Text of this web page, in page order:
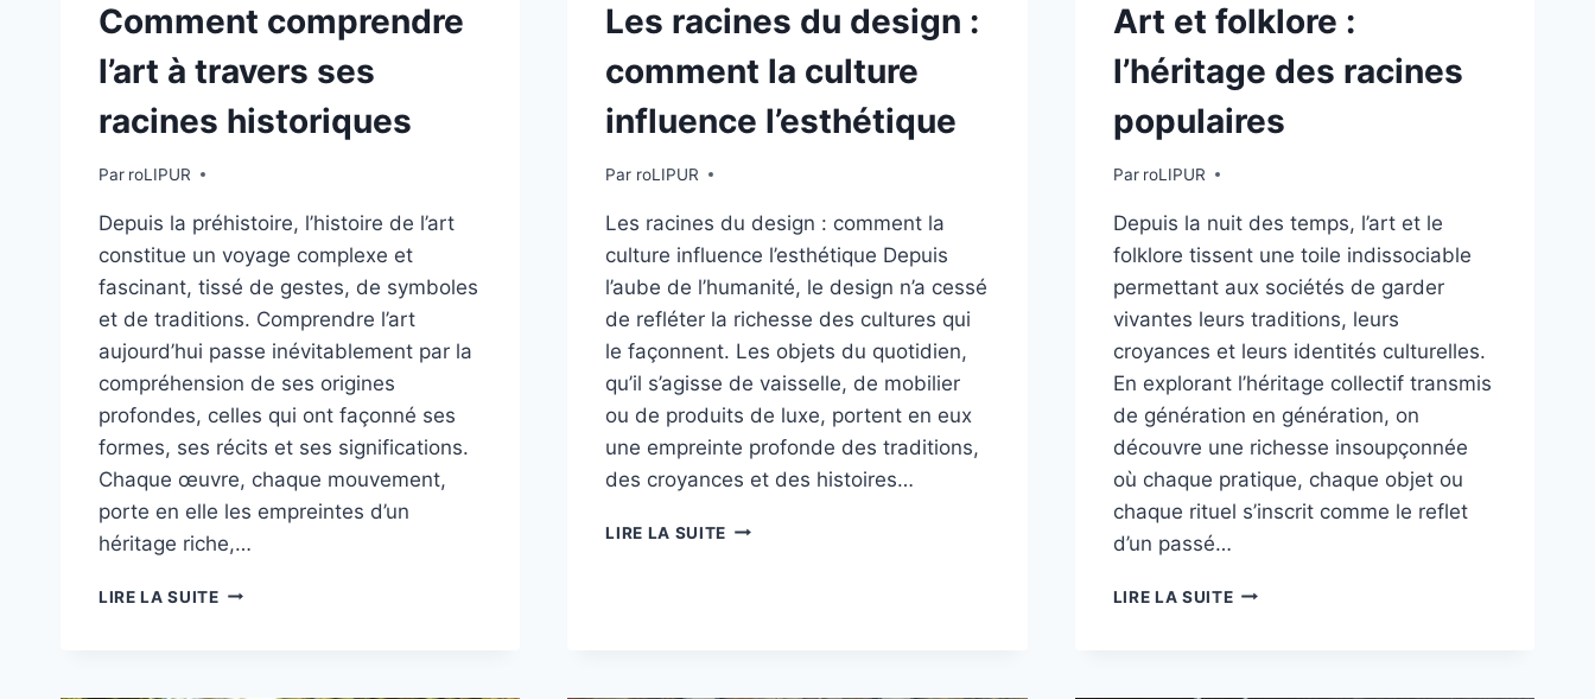
Comment comprendre
l’art à travers ses
racines historiques
Par roLIPUR
Depuis la préhistoire, l’histoire de l’art
constitue un voyage complexe et
fascinant, tissé de gestes, de symboles
et de traditions. Comprendre l’art
aujourd’hui passe inévitablement par la
compréhension de ses origines
profondes, celles qui ont façonné ses
formes, ses récits et ses significations.
Chaque œuvre, chaque mouvement,
porte en elle les empreintes d’un
héritage riche,…
LIRE LA SUITECOMMENT
Les racines du design :
comment la culture
influence l’esthétique
Par roLIPUR
Les racines du design : comment la
culture influence l’esthétique Depuis
l’aube de l’humanité, le design n’a cessé
de refléter la richesse des cultures qui
le façonnent. Les objets du quotidien,
qu’il s’agisse de vaisselle, de mobilier
ou de produits de luxe, portent en eux
une empreinte profonde des traditions,
des croyances et des histoires…
LIRE LA SUITE LES
Art et folklore :
l’héritage des racines
populaires
Par roLIPUR
Depuis la nuit des temps, l’art et le
folklore tissent une toile indissociable
permettant aux sociétés de garder
vivantes leurs traditions, leurs
croyances et leurs identités culturelles.
En explorant l’héritage collectif transmis
de génération en génération, on
découvre une richesse insoupçonnée
où chaque pratique, chaque objet ou
chaque rituel s’inscrit comme le reflet
d’un passé…
LIRE LA SUITEART